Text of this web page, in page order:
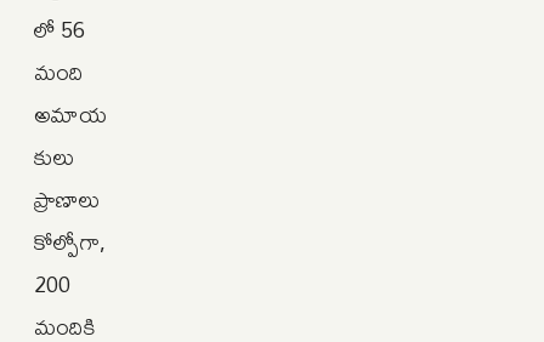
లో 56
మంది
అమాయ
కులు
ప్రాణాలు
కోల్పోగా,
200
మందికి